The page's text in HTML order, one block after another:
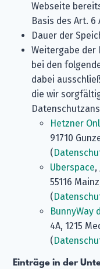
Webseite
Basis des Art. 6
Dauer der
Weitergabe der
bei den
dabei
die wir
Hetzner
91710
(
Uberspace,
55116
(
BunnyWay
4A, 1215
(
Einträge in der